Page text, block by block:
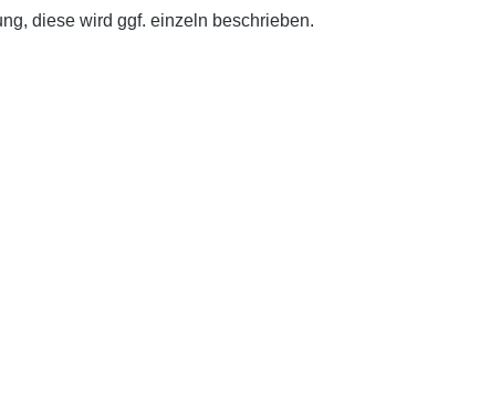
diese wird ggf. einzeln beschrieben.